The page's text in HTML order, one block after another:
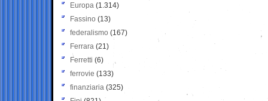
Europa (1.314)
Fassino (13)
federalismo (167)
Ferrara (21)
Ferretti (6)
ferrovie (133)
finanziaria (325)